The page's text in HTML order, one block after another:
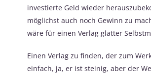
investierte Geld wieder
möglichst auch noch Gewinn zu
wäre für einen Verlag glatter
Einen Verlag zu finden, der zum
einfach, ja, er ist steinig, aber der